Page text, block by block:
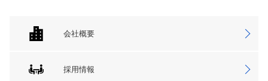
会社概要
採用情報